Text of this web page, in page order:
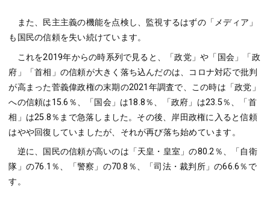
また、民主主義の機能を点検し、監視するはずの「メディア」
も国民の信頼を失い続けています。
これを2019年からの時系列で見ると、「政党」や「国会」「政
府」「首相」の信頼が大きく落ち込んだのは、コロナ対応で批判
が高まった菅義偉政権の末期の2021年調査で、この時は「政党」
への信頼は15.6％、「国会」は18.8％、「政府」は23.5％、「首
相」は25.8％まで急落しました。その後、岸田政権に入ると信頼
はやや回復していましたが、それが再び落ち始めています。
逆に、国民の信頼が高いのは「天皇・皇室」の80.2％、「自衛
隊」の76.1％、「警察」の70.8％、「司法・裁判所」の66.6％で
す。